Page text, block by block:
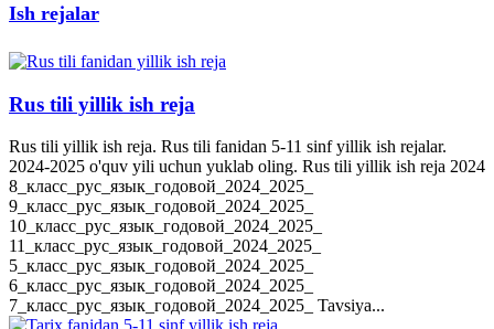
Ish rejalar
Rus tili yillik ish reja
Rus tili yillik ish reja. Rus tili fanidan 5-11 sinf yillik ish rejalar.
2024-2025 o'quv yili uchun yuklab oling. Rus tili yillik ish reja 2024
8_класс_рус_язык_годовой_2024_2025_
9_класс_рус_язык_годовой_2024_2025_
10_класс_рус_язык_годовой_2024_2025_
11_класс_рус_язык_годовой_2024_2025_
5_класс_рус_язык_годовой_2024_2025_
6_класс_рус_язык_годовой_2024_2025_
7_класс_рус_язык_годовой_2024_2025_ Tavsiya...